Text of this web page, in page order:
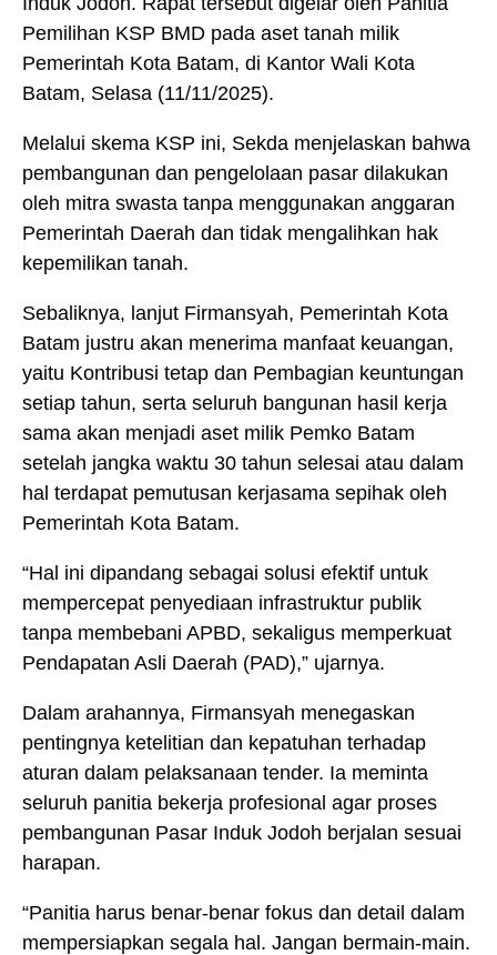
Pemilihan KSP BMD pada aset tanah milik
Pemerintah Kota Batam, di Kantor Wali Kota
Batam, Selasa (11/11/2025).
Melalui skema KSP ini, Sekda menjelaskan bahwa
pembangunan dan pengelolaan pasar dilakukan
oleh mitra swasta tanpa menggunakan anggaran
Pemerintah Daerah dan tidak mengalihkan hak
kepemilikan tanah.
Sebaliknya, lanjut Firmansyah, Pemerintah Kota
Batam justru akan menerima manfaat keuangan,
yaitu Kontribusi tetap dan Pembagian keuntungan
setiap tahun, serta seluruh bangunan hasil kerja
sama akan menjadi aset milik Pemko Batam
setelah jangka waktu 30 tahun selesai atau dalam
hal terdapat pemutusan kerjasama sepihak oleh
Pemerintah Kota Batam.
“Hal ini dipandang sebagai solusi efektif untuk
mempercepat penyediaan infrastruktur publik
tanpa membebani APBD, sekaligus memperkuat
Pendapatan Asli Daerah (PAD),” ujarnya.
Dalam arahannya, Firmansyah menegaskan
pentingnya ketelitian dan kepatuhan terhadap
aturan dalam pelaksanaan tender. Ia meminta
seluruh panitia bekerja profesional agar proses
pembangunan Pasar Induk Jodoh berjalan sesuai
harapan.
“Panitia harus benar-benar fokus dan detail dalam
mempersiapkan segala hal. Jangan bermain-main.